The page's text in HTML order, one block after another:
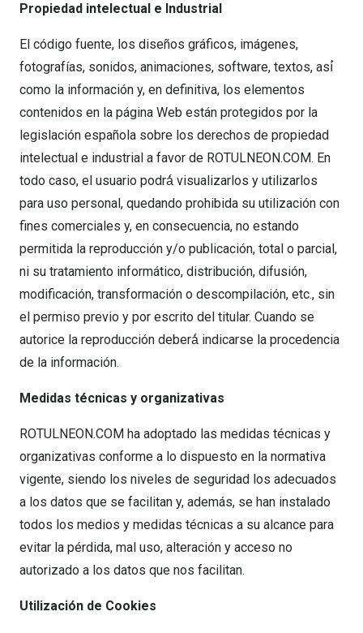
Propiedad intelectual e Industrial
El código fuente, los diseños gráficos, imágenes,
fotografías, sonidos, animaciones, software, textos, así́
como la información y, en definitiva, los elementos
contenidos en la página Web están protegidos por la
legislación española sobre los derechos de propiedad
intelectual e industrial a favor de ROTULNEON.COM. En
todo caso, el usuario podrá́ visualizarlos y utilizarlos
para uso personal, quedando prohibida su utilización con
fines comerciales y, en consecuencia, no estando
permitida la reproducción y/o publicación, total o parcial,
ni su tratamiento informático, distribución, difusión,
modificación, transformación o descompilación, etc., sin
el permiso previo y por escrito del titular. Cuando se
autorice la reproducción deberá́ indicarse la procedencia
de la información.
Medidas técnicas y organizativas
ROTULNEON.COM ha adoptado las medidas técnicas y
organizativas conforme a lo dispuesto en la normativa
vigente, siendo los niveles de seguridad los adecuados
a los datos que se facilitan y, además, se han instalado
todos los medios y medidas técnicas a su alcance para
evitar la pérdida, mal uso, alteración y acceso no
autorizado a los datos que nos facilitan.
Utilización de Cookies